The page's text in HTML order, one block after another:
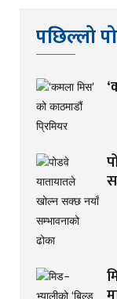
पछिल्लो